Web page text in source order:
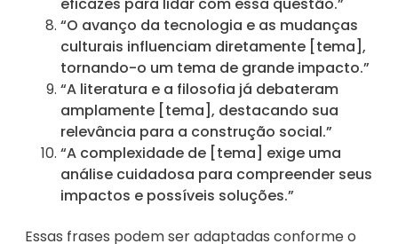
eficazes para lidar com essa questão.”
“O avanço da tecnologia e as mudanças
culturais influenciam diretamente [tema],
tornando-o um tema de grande impacto.”
“A literatura e a filosofia já debateram
amplamente [tema], destacando sua
relevância para a construção social.”
“A complexidade de [tema] exige uma
análise cuidadosa para compreender seus
impactos e possíveis soluções.”
Essas frases podem ser adaptadas conforme o